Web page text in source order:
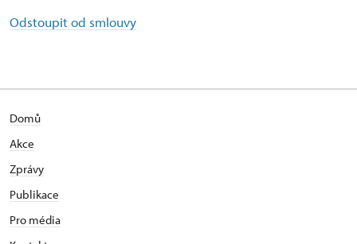
Odstoupit od smlouvy
Domů
Akce
Zprávy
Publikace
Pro média